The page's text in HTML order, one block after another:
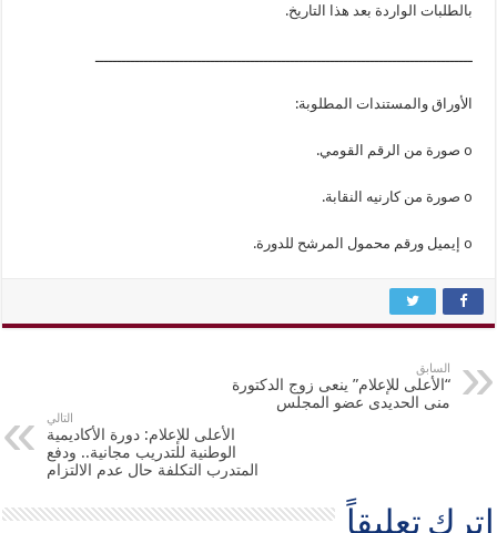
بالطلبات الواردة بعد هذا التاريخ.
ـــــــــــــــــــــــــــــــــــــــــــــــــــــــــــــــــــــــــــــــــــــ
الأوراق والمستندات المطلوبة:
o صورة من الرقم القومي.
o صورة من كارنيه النقابة.
o إيميل ورقم محمول المرشح للدورة.
السابق
“الأعلى للإعلام” ينعى زوج الدكتورة
منى الحديدى عضو المجلس
التالي
الأعلى للإعلام: دورة الأكاديمية
الوطنية للتدريب مجانية.. ودفع
المتدرب التكلفة حال عدم الالتزام
اترك تعليقاً